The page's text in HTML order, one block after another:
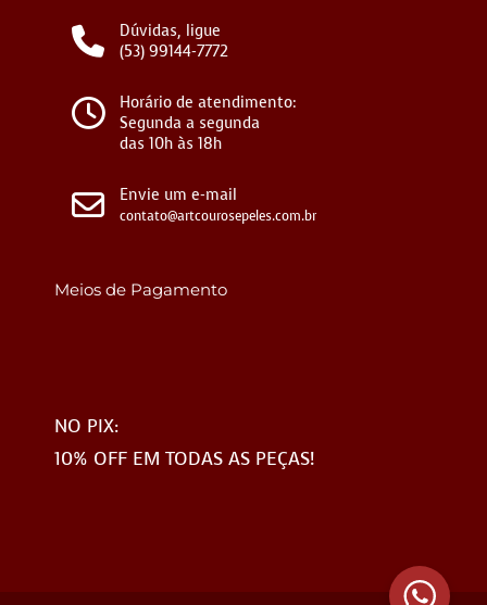
Dúvidas, ligue
(53) 99144-7772
Horário de atendimento:
Segunda a segunda
das 10h às 18h
Envie um e-mail
contato@artcourosepeles.com.br
Meios de Pagamento
NO PIX:
10% OFF EM TODAS AS PEÇAS!